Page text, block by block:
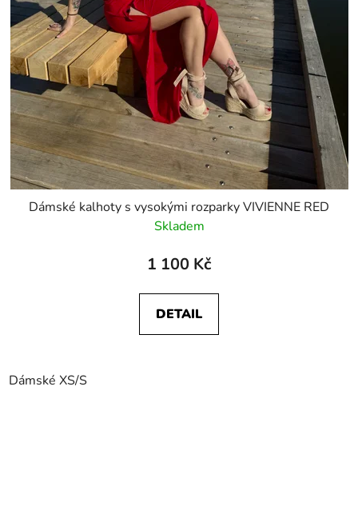
Dámské kalhoty s vysokými rozparky VIVIENNE RED
Skladem
1 100 Kč
DETAIL
Dámské XS/S